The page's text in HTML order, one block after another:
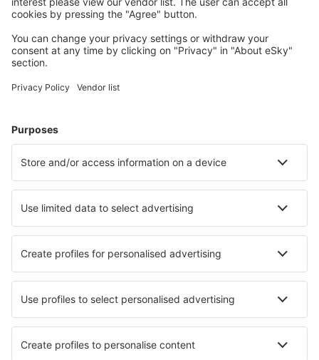
Ubytování v Izraeli - Oblíbená města
Ubytování v Ejlatu Ubytování Kefar Ruppin
Ubytování in Hod HaSharon Ubytování in Shlomi
Nejlepší ubytování - města
Ubytování in Guadamello Ubytování in Laterns
Ubytování in Lamia Ubytování in Perthuis